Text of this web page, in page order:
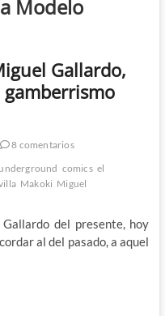
Modelo
Gallardo,
8 comentarios
comics el
Makoki Miguel
del presente, hoy
al del pasado, a aquel